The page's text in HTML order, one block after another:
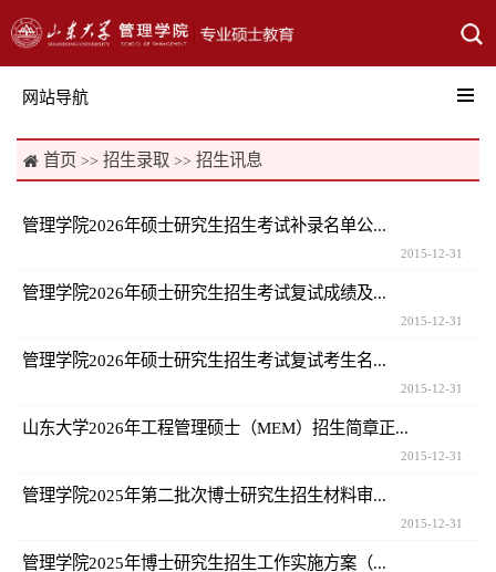
网站导航
 首页 >> 招生录取 >> 招生讯息
管理学院2026年硕士研究生招生考试补录名单公...
2015-12-31
管理学院2026年硕士研究生招生考试复试成绩及...
2015-12-31
管理学院2026年硕士研究生招生考试复试考生名...
2015-12-31
山东大学2026年工程管理硕士（MEM）招生简章正...
2015-12-31
管理学院2025年第二批次博士研究生招生材料审...
2015-12-31
管理学院2025年博士研究生招生工作实施方案（...